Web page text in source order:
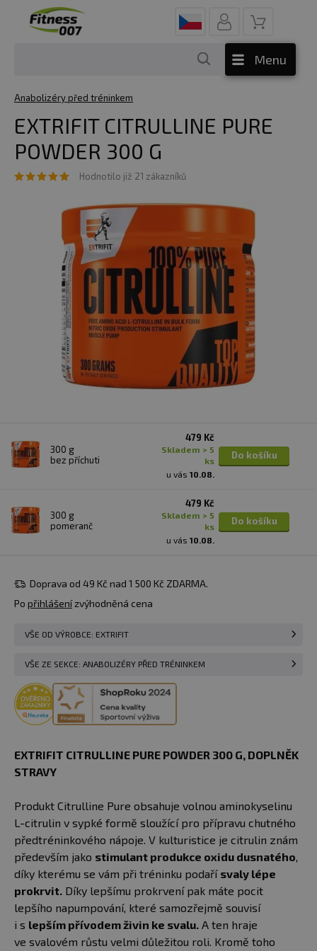
Menu
Anabolizéry před tréninkem
EXTRIFIT CITRULLINE PURE
POWDER 300 G
Hodnotilo již 21 zákazníků
300 g
bez příchuti
479 Kč
skladem > 5
ks
u vás 10.08.
Do košíku
300 g
pomeranč
479 Kč
skladem > 5
ks
u vás 10.08.
Do košíku
Doprava od 49 Kč nad 1 500 Kč ZDARMA.
Po přihlášenízvýhodněná cena
VŠE OD VÝROBCE: EXTRIFIT
VŠE ZE SEKCE: ANABOLIZÉRY PŘED TRÉNINKEM
EXTRIFIT CITRULLINE PURE POWDER 300 G, DOPLNĚK
STRAVY
Produkt Citrulline Pure obsahuje volnou aminokyselinu
L-citrulin v sypké formě sloužící pro přípravu chutného
předtréninkového nápoje. V kulturistice je citrulin znám
především jako stimulant produkce oxidu dusnatého,
díky kterému se vám při tréninku podaří svaly lépe
prokrvit. Díky lepšímu prokrvení pak máte pocit
lepšího napumpování, které samozřejmě souvisí
i s lepším přívodem živin ke svalu. A ten hraje
ve svalovém růstu velmi důležitou roli. Kromě toho